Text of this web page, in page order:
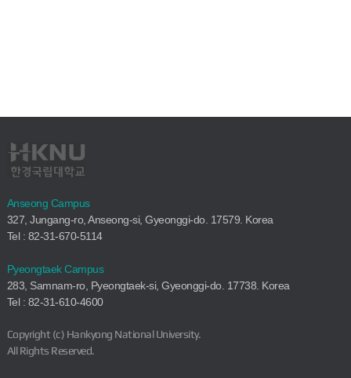
Anseong Campus
327, Jungang-ro, Anseong-si, Gyeonggi-do. 17579. Korea
Tel : 82-31-670-5114
Pyeongtaek Campus
283, Samnam-ro, Pyeongtaek-si, Gyeonggi-do. 17738. Korea
Tel : 82-31-610-4600
Copyright (c) Hankyong National University.
All Rights Reserved.